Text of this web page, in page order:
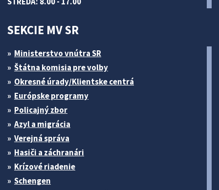
SEKCIE MV SR
Ministerstvo vnútra SR
Štátna komisia pre volby
Okresné úrady/Klientske centrá
Európske programy
Policajný zbor
Azyl a migrácia
Verejná správa
Hasiči a záchranári
Krízové riadenie
Schengen